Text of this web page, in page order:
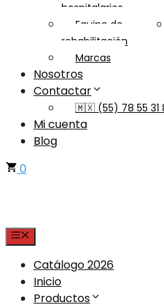
hospitalarios
Equipo de
rehabilitación
Marcas
Nosotros
Contactar
🇲🇽 (55) 78 55 31
Mi cuenta
Blog
0
Menu
Catálogo 2026
Inicio
Productos